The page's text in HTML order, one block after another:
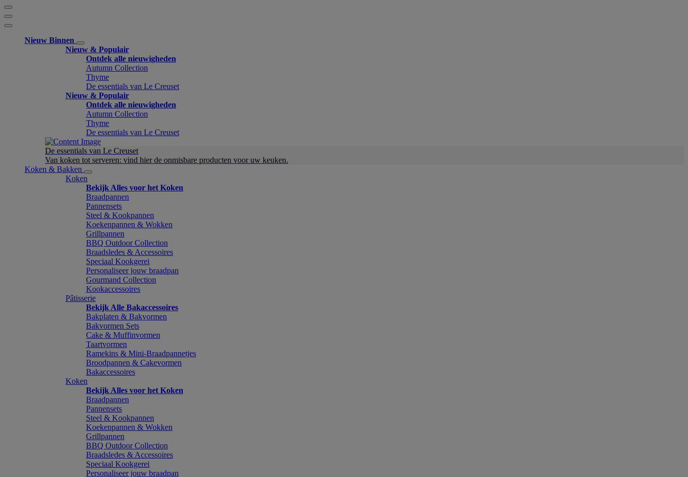
Nieuw Binnen
Nieuw & Populair
Ontdek alle nieuwigheden
Autumn Collection
Thyme
De essentials van Le Creuset
Nieuw & Populair
Ontdek alle nieuwigheden
Autumn Collection
Thyme
De essentials van Le Creuset
De essentials van Le Creuset
Van koken tot serveren: vind hier de onmisbare producten voor uw keuken.
Koken & Bakken
Koken
Bekijk Alles voor het Koken
Braadpannen
Pannensets
Steel & Kookpannen
Koekenpannen & Wokken
Grillpannen
BBQ Outdoor Collection
Braadsledes & Accessoires
Speciaal Kookgerei
Personaliseer jouw braadpan
Gourmand Collection
Kookaccessoires
Pâtisserie
Bekijk Alle Bakaccessoires
Bakplaten & Bakvormen
Bakvormen Sets
Cake & Muffinvormen
Taartvormen
Ramekins & Mini-Braadpannetjes
Broodpannen & Cakevormen
Bakaccessoires
Koken
Bekijk Alles voor het Koken
Braadpannen
Pannensets
Steel & Kookpannen
Koekenpannen & Wokken
Grillpannen
BBQ Outdoor Collection
Braadsledes & Accessoires
Speciaal Kookgerei
Personaliseer jouw braadpan